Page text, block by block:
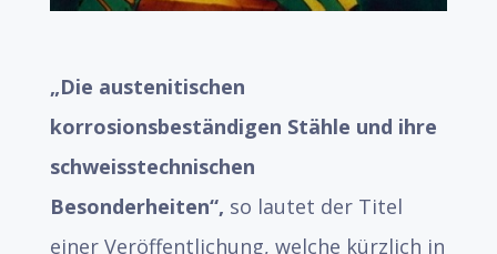
„Die austenitischen
korrosionsbeständigen Stähle und ihre
schweisstechnischen
Besonderheiten“, so lautet der Titel
einer Veröffentlichung, welche kürzlich in